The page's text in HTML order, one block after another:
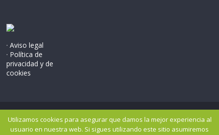
· Aviso legal
· Política de
privacidad y de
cookies
Copyright © 2026Cuaderno Agrario. Todos los derechos
reservados..
Utilizamos cookies para asegurar que damos la mejor experiencia al
usuario en nuestra web. Si sigues utilizando este sitio asumiremos